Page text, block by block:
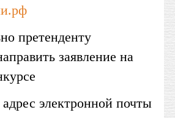
претенденту
заявление на
электронной почты